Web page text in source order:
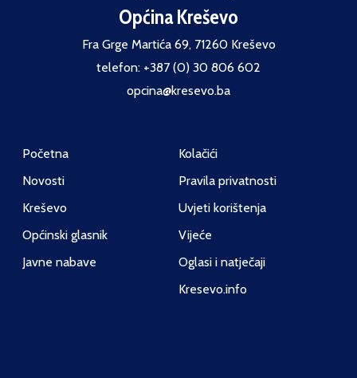
Općina Kreševo
Fra Grge Martića 69, 71260 Kreševo
telefon: +387 (0) 30 806 602
opcina@kresevo.ba
Početna
Novosti
Kreševo
Općinski glasnik
Javne nabave
Kolačići
Pravila privatnosti
Uvjeti korištenja
Vijeće
Oglasi i natječaji
Kresevo.info